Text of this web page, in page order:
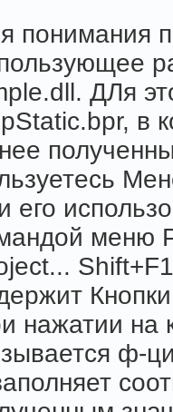
понимания
ДЛя
в
его
меню
нажатии на
ф-